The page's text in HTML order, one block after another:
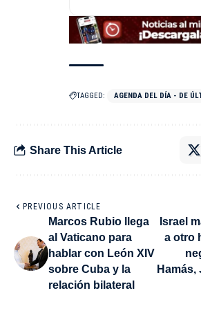
TAGGED: AGENDA DEL DÍA - DE
Share This Article
PREVIOUS ARTICLE
Marcos Rubio llega
al Vaticano para
hablar con León XIV
sobre Cuba y la
relación bilateral
Israel
a otro
Hamás,